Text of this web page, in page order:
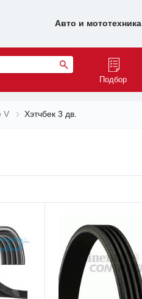
Авто и мототехника
Подбор
V Хэтчбек 3 дв.